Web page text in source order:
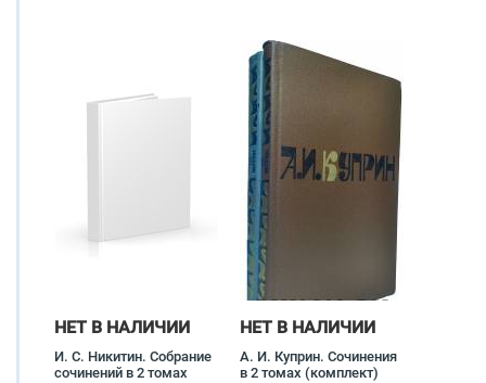
НЕТ В НАЛИЧИИ
И. С. Никитин. Собрание
сочинений в 2 томах
НЕТ В НАЛИЧИИ
А. И. Куприн. Сочинения
в 2 томах (комплект)